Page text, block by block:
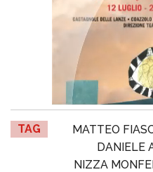
TAG MATTEO
DANIELE
NIZZA